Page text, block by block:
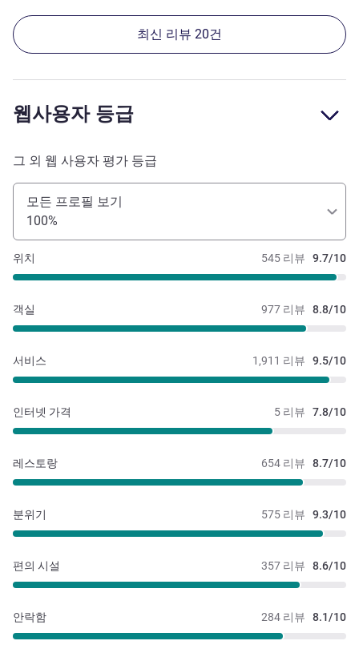
최신 리뷰 20건
웹사용자 등급
그 외 웹 사용자 평가 등급
모든 프로필 보기
100%
545 리뷰 9.7/10
위치
977 리뷰 8.8/10
객실
1,911 리뷰 9.5/10
서비스
5 리뷰 7.8/10
인터넷 가격
654 리뷰 8.7/10
레스토랑
575 리뷰 9.3/10
분위기
357 리뷰 8.6/10
편의 시설
284 리뷰 8.1/10
안락함